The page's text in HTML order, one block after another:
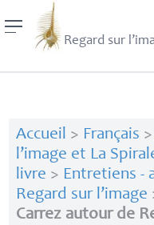
Regard sur
Accueil > Français >
l’image et La
livre > Entretiens -
Regard sur l’image
Carrez autour de